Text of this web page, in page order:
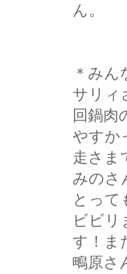
ん。
＊みん
サリィ
回鍋肉
やすか
走さま
みのさ
とって
ビビリ
す！ま
鴫原さ